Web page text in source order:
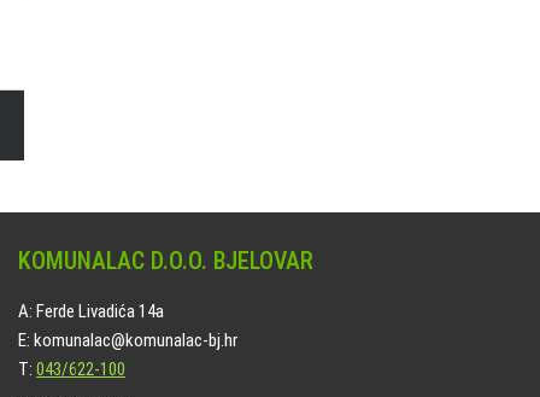
KOMUNALAC D.O.O. BJELOVAR
A: Ferde Livadića 14a
E: komunalac@komunalac-bj.hr
T: 043/622-100